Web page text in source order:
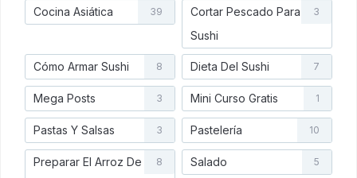
Cocina Asiática 39
Cortar Pescado Para
Sushi
3
Cómo Armar Sushi 8 Dieta Del Sushi 7
Mega Posts 3 Mini Curso Gratis 1
Pastas Y Salsas 3 Pastelería 10
Preparar El Arroz De 8 Salado 5